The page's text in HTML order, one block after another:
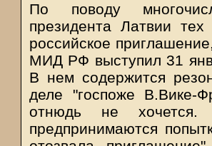
По поводу
президента Латвии
российское
МИД РФ выступил 31
В нем содержится
деле "госпоже В.Вике-
отнюдь не
предпринимаются